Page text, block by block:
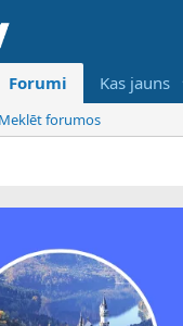
Forumi Kas jauns
Meklēt forumos